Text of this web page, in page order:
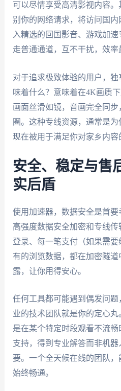
可以尽情享受高清影视内容
别你的网络请求，将访问国
入精选的回国影音、游戏加
走普通通道，互不干扰，效率
对于追求极致体验的用户，
味着什么？意味着在4K画质
画面丝滑如镜，音画完全同
圈。这种专线资源，通常是为
现在被用于满足你对家乡内容
安全、稳定与售
实后盾
使用加速器，数据安全是首
高强度数据安全加密和专线
登录、每一笔支付（如果需
有的浏览数据，都在加密隧
露，让你用得安心。
任何工具都可能遇到偶发问
业的技术团队就是你的定心
是在某个特定时段观看不流
支持，得到专业解答而非机
要。一个全天候在线的团队
始终畅通。